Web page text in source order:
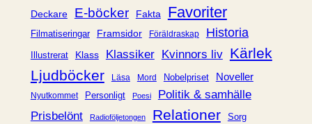
iDeckare E-böcker Fakta Favoriter
Filmatiseringar Framsidor Föräldraskap Historia
Illustrerat Klass Klassiker Kvinnors liv Kärlek
Ljudböcker
Läsa Mord Nobelpriset Noveller
Nyutkommet Personligt Poesi
Politik & samhälle
Prisbelönt
Radioföljetongen Relationer Sorg